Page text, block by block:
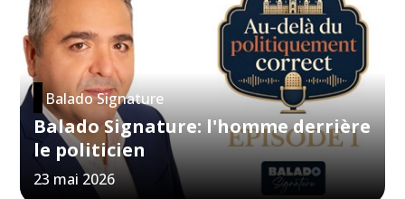
Balado Signature
Balado Signature: l'homme derrière
le politicien
23 mai 2026